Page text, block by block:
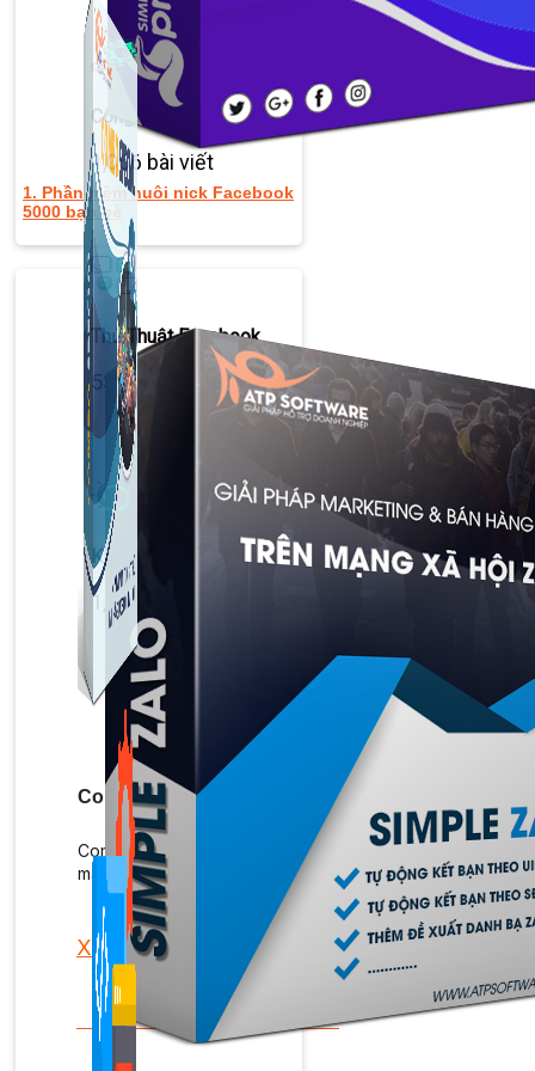
Công Cụ Marketing
1,066 bài viết
Thủ Thuật Facebook
536 bài viết
Kiếm Tiền MMO
1,422 bài viết
Combo Special
Combo 3 phần mềm tự chọn: chương trình bán hàng
mà ATPTeam triển khai.
Xem thêm phần mềm khác
Xem thêm phần mềm khác
1. Phần mềm nuôi nick Facebook
5000 bạn bè